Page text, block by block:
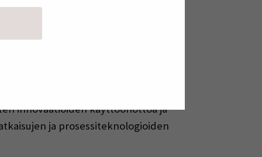
TKI-Tiimipäällikkö Timo
innovaatiokeskittymästään
perustuvat
innovaatioiden käyttöönottoa ja
ja prosessiteknologioiden